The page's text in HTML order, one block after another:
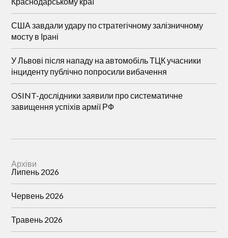
США завдали удару по стратегічному залізничному
мосту в Ірані
У Львові після нападу на автомобіль ТЦК учасники
інциденту публічно попросили вибачення
OSINT-дослідники заявили про систематичне
завищення успіхів армії РФ
Архіви
Липень 2026
Червень 2026
Травень 2026